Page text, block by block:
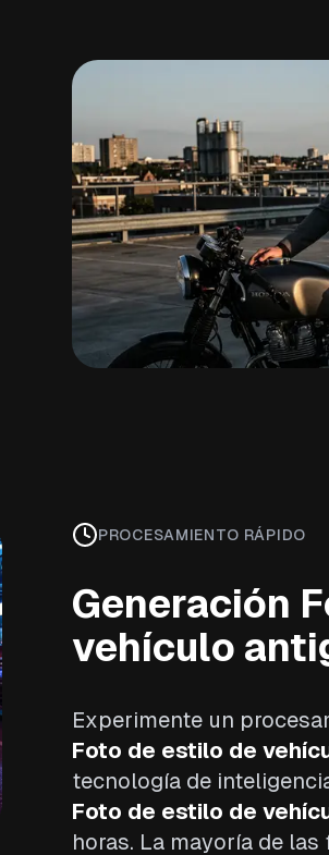
PROCESAMIENTO RÁPIDO
Generación
vehículo
Experimente un
Foto de estilo de
tecnología de
Foto de estilo de
horas. La mayoría de